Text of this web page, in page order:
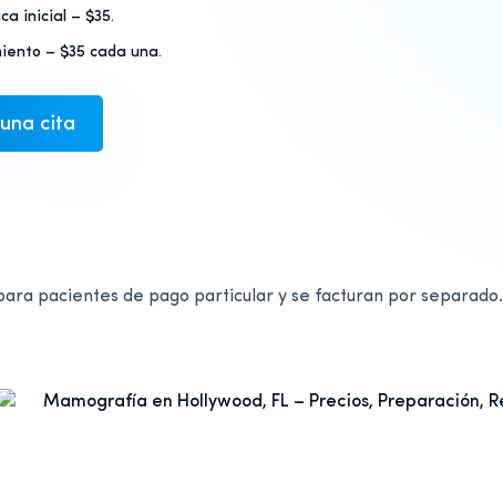
inicial – $35.
– $35 cada una.
cita
pacientes de pago particular y se facturan por separado.